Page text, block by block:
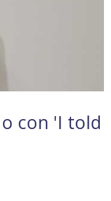
con 'I told